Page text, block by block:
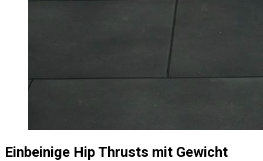
Einbeinige Hip Thrusts mit Gewicht